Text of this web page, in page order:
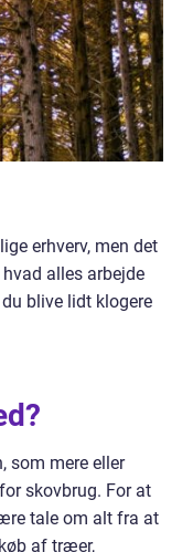
erhverv, men det
alles arbejde
blive lidt klogere
som mere eller
skovbrug. For at
tale om alt fra at
af træer,